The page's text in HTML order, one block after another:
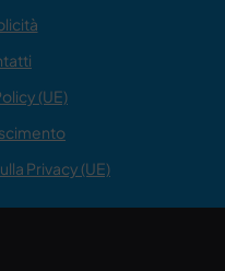
(UE)
Privacy (UE)